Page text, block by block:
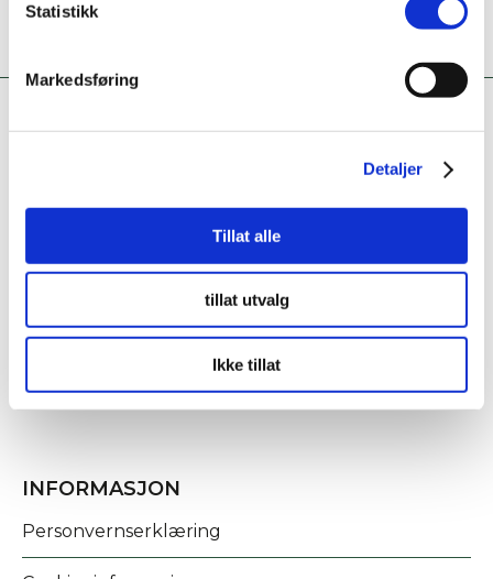
Statistikk
Markedsføring
Detaljer
Tillat alle
tillat utvalg
Ikke tillat
KONTAKT OSS
8622 Mo i Rana
post@rananf.no
INFORMASJON
Personvernserklæring